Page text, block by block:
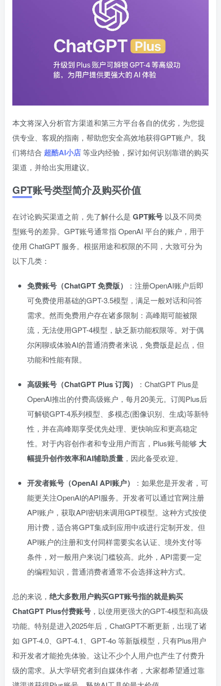
本文将深入分析官方渠道和第三方平台各自的优劣，为您提
供专业、客观的指南，帮助您安全高效地获得GPT账户。我
们将结合 超酷AI小店等业内经验，探讨如何识别靠谱的购买
渠道，并给出实用建议。
GPT账号类型简介及购买价值
在讨论购买渠道之前，先了解什么是 GPT账号 以及不同类
型账号的差异。GPT账号通常指 OpenAI 平台的账户，用于
使用 ChatGPT 服务。根据用途和权限的不同，大致可分为
以下几类：
免费账号（ChatGPT 免费版）
：注册OpenAI账户后即
可免费使用基础的GPT-3.5模型，满足一般对话和问答
需求。然而免费用户存在诸多限制：高峰期可能被限
流，无法使用GPT-4模型，缺乏新功能权限等。对于偶
尔闲聊或体验AI的普通消费者来说，免费版是起点，但
功能和性能有限。
高级账号（ChatGPT Plus 订阅）
：ChatGPT Plus是
OpenAI推出的付费高级账户，每月20美元。订阅Plus后
可解锁GPT-4系列模型、多模态(图像识别、生成)等新特
性，并在高峰期享受优先处理、更快响应和更高稳定
性。对于内容创作者和专业用户而言，Plus账号能够 大
幅提升创作效率和AI辅助质量 ，因此备受欢迎。
开发者账号（OpenAI API账户）
：如果您是开发者，可
能更关注OpenAI的API服务。开发者可以通过官网注册
API账户，获取API密钥来调用GPT模型。这种方式按使
用计费，适合将GPT集成到应用中或进行定制开发。但
API账户的注册和支付同样需要实名认证、境外支付等
条件，对一般用户来说门槛较高。此外，API需要一定
的编程知识，普通消费者通常不会选择这种方式。
总的来说， 绝大多数用户购买GPT账号指的就是购买
ChatGPT Plus付费账号 ，以使用更强大的GPT-4模型和高级
功能。特别是进入2025年后，ChatGPT不断更新，出现了诸
如 GPT-4.0、GPT-4.1、GPT-4o 等新版模型，只有Plus用户
和开发者才能抢先体验。这让不少个人用户也产生了付费升
级的需求。从大学研究者到自媒体作者，大家都希望通过靠